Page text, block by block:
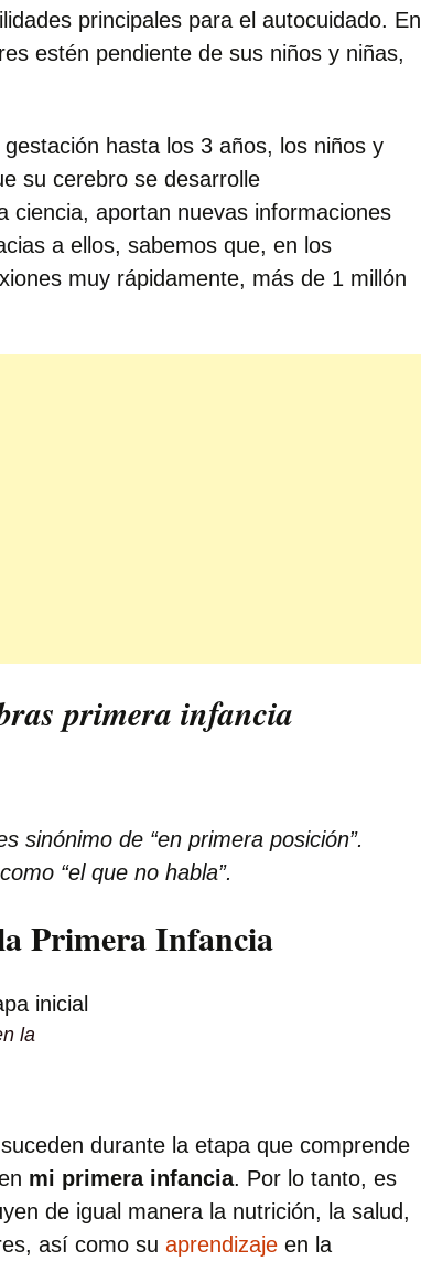
principales para el autocuidado. En
estén pendiente de sus niños y niñas,
hasta los 3 años, los niños y
su cerebro se desarrolle
ciencia, aportan nuevas informaciones
a ellos, sabemos que, en los
muy rápidamente, más de 1 millón
primera infancia
sinónimo de “en primera posición”.
“el que no habla”.
Primera Infancia
la
durante la etapa que comprende
mi primera infancia. Por lo tanto, es
de igual manera la nutrición, la salud,
así como su aprendizaje en la